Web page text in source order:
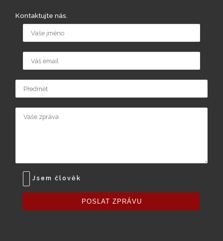
Kontaktujte nás.
Jsem člověk
POSLAT ZPRÁVU